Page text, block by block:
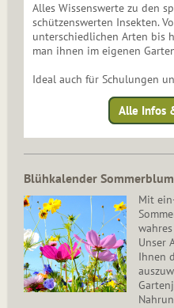
Alles Wissenswerte zu den
schützenswerten Insekten.
unterschiedlichen Arten bis
man ihnen im eigenen
Ideal auch für Schulungen
Alle Infos
Blühkalender
Mit
Unser
Ihnen